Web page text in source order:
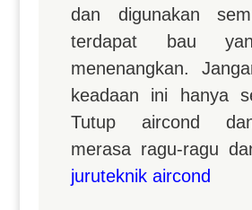
dan digunakan
terdapat bau
menenangkan.
keadaan ini hanya
Tutup aircond
merasa ragu-ragu
juruteknik aircond